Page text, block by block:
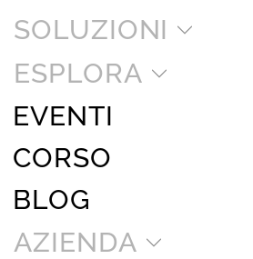
SOLUZIONI
ESPLORA
EVENTI
CORSO
BLOG
AZIENDA